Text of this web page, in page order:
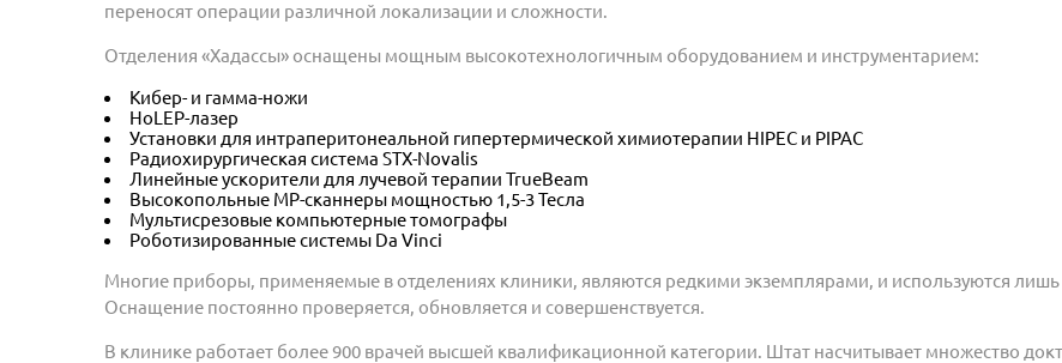
переносят операции различной локализации и сложности.
Отделения «Хадассы» оснащены мощным высокотехнологичным оборудованием и инструментарием:
Кибер- и гамма-ножи
HoLEP-лазер
Установки для интраперитонеальной гипертермической химиотерапии HIPEC и PIPAC
Радиохирургическая система STX-Novalis
Линейные ускорители для лучевой терапии TrueBeam
Высокопольные МР-сканнеры мощностью 1,5-3 Тесла
Мультисрезовые компьютерные томографы
Роботизированные системы Da Vinci
Многие приборы, применяемые в отделениях клиники, являются редкими экземплярами, и используются
Оснащение постоянно проверяется, обновляется и совершенствуется.
В клинике работает более 900 врачей высшей квалификационной категории. Штат насчитывает множество